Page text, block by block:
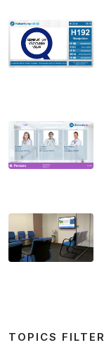
TOPICS FILTER